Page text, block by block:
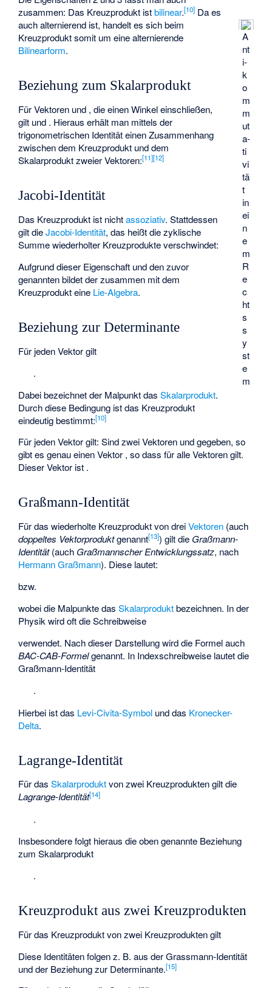
A
nt
i­
k
o
m
m
ut
a­
ti
vi
tä
t
in
ei
n
e
m
R
e
c
ht
s
s
y
st
e
m
zusammen: Das Kreuzprodukt istbilinear.[10] Da es
auch alternierend ist, handelt es sich beim
Kreuzprodukt somit um eine alternierende
Bilinearform.
Beziehung zum Skalarprodukt
Für Vektoren und , die einen Winkeleinschließen,
gilt und . Hieraus erhält man mittels der
trigonometrischen Identitäteinen Zusammenhang
zwischen dem Kreuzprodukt und dem
Skalarprodukt zweier Vektoren:[11][12]
Jacobi-Identität
Das Kreuzprodukt ist nichtassoziativ. Stattdessen
gilt dieJacobi-Identität, das heißt die zyklische
Summe wiederholter Kreuzprodukte verschwindet:
Aufgrund dieser Eigenschaft und den zuvor
genannten bildet derzusammen mit dem
Kreuzprodukt eine Lie-Algebra.
Beziehung zur Determinante
Für jeden Vektorgilt
.
Dabei bezeichnet der Malpunkt dasSkalarprodukt.
Durch diese Bedingung ist das Kreuzprodukt
eindeutig bestimmt:[10]
Für jeden Vektorgilt: Sind zwei Vektoren undgegeben, so
gibt es genau einen Vektor , so dassfür alle Vektorengilt.
Dieser Vektor ist .
Graßmann-Identität
Für das wiederholte Kreuzprodukt von dreiVektoren (auch
doppeltes Vektorproduktgenannt[13]) gilt die Graßmann-
Identität(auch Graßmannscher Entwicklungssatz, nach
Hermann Graßmann). Diese lautet:
bzw.
wobei die Malpunkte dasSkalarproduktbezeichnen. In der
Physik wird oft die Schreibweise
verwendet. Nach dieser Darstellung wird die Formel auch
BAC-CAB-Formelgenannt. In Indexschreibweise lautet die
Graßmann-Identität
.
Hierbei istdas Levi-Civita-Symbol unddas Kronecker-
Delta.
Lagrange-Identität
Für dasSkalarproduktvon zwei Kreuzprodukten gilt die
Lagrange-Identität[14]
.
Insbesondere folgt hieraus die oben genannte Beziehung
zum Skalarprodukt
.
Kreuzprodukt aus zwei Kreuzprodukten
Für das Kreuzprodukt von zwei Kreuzprodukten gilt
Diese Identitäten folgen z. B. aus der Grassmann-Identität
und der Beziehung zur Determinante.[15]